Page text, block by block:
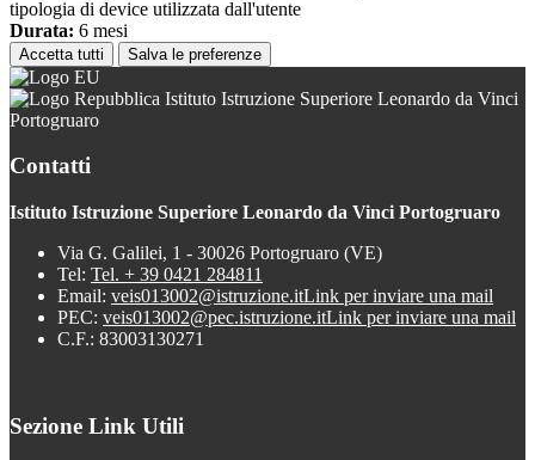
tipologia di device utilizzata dall'utente
Durata: 6 mesi
Accetta tutti Salva le preferenze
Istituto Istruzione Superiore Leonardo da Vinci
Portogruaro
Contatti
Istituto Istruzione Superiore Leonardo da Vinci Portogruaro
Via G. Galilei, 1 - 30026 Portogruaro (VE)
Tel: Tel. + 39 0421 284811
Email: veis013002@istruzione.itLink per inviare una mail
PEC: veis013002@pec.istruzione.itLink per inviare una mail
C.F.: 83003130271
Sezione Link Utili